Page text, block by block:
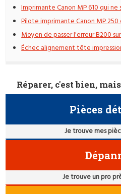
Imprimante Canon MP 610 qui
Pilote imprimante Canon MP 250
Moyen de passer l'erreur B200
Échec alignement tête
Réparer, c'est bien,
Pièces
Je trouve mes
Je trouve un pro